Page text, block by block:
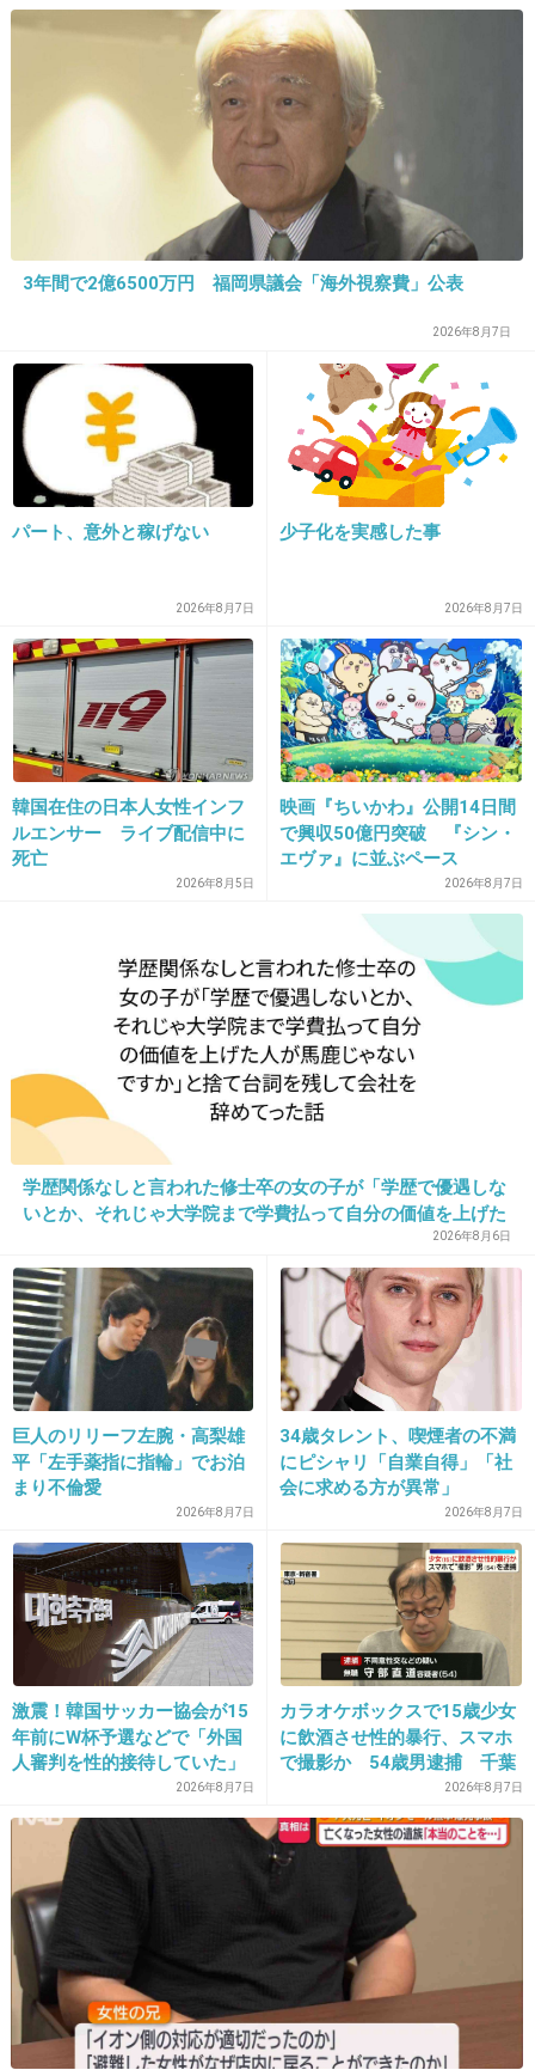
純烈酒井
2026/06/03(水) 21:30:44
えなりかずき
+5 -3
29. 匿名 2026/06/03(水) 21:30:57
30. 匿名2026/06/03(水) 21:31:05
井上真央さん
3件の返信
+88 -19
これが将来酒豪になるとはw
+25
32. 匿名2026/06/03(水) 21:31:55
>>11
整形とは思わないけど、成長した姿見た時は初めわからな
+5
33. 匿名2026/06/03(水) 21:32:59
>>24
娘がこんなに可愛かったら親は絶対に１人で出
かけさせたくないよね。常に心配で仕方ないと
思う
+70
34. 匿名2026/06/03(水) 21:33:16
>>1
なんでこんな歯並びいいの？子供時代から
35. 匿名
平山あや
3年間で2億6500万円 福岡県議会「海外視察費」公表
2026年8月7日
パート、意外と稼げない
2026年8月7日
少子化を実感した事
2026年8月7日
韓国在住の日本人女性インフ
ルエンサー ライブ配信中に
死亡
2026年8月5日
映画『ちいかわ』公開14日間
で興収50億円突破 『シン・
エヴァ』に並ぶペース
2026年8月7日
学歴関係なしと言われた修士卒の女の子が「学歴で優遇しな
いとか、それじゃ大学院まで学費払って自分の価値を上げた
人が馬鹿じゃないですか」と捨て台詞を残し会社を辞めてっ
た
2026年8月6日
巨人のリリーフ左腕・高梨雄
平「左手薬指に指輪」でお泊
まり不倫愛
2026年8月7日
34歳タレント、喫煙者の不満
にピシャリ「自業自得」「社
会に求める方が異常」
2026年8月7日
激震！韓国サッカー協会が15
年前にW杯予選などで「外国
人審判を性的接待していた」
疑惑のスキャンダルが発覚！
7試合20人が対象で日本人審
判が含まれていたとの指摘
2026年8月7日
カラオケボックスで15歳少女
に飲酒させ性的暴行、スマホ
で撮影か 54歳男逮捕 千葉
2026年8月7日